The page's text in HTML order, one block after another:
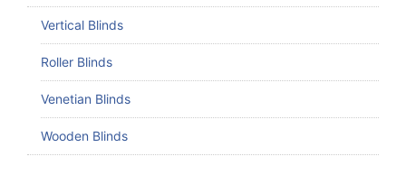
Vertical Blinds
Roller Blinds
Venetian Blinds
Wooden Blinds